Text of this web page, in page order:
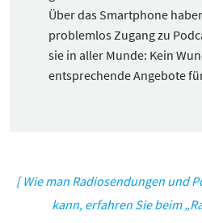
Über das Smartphone
problemlos Zugang zu
sie in aller Munde: Kein
entsprechende Angebote
[ Wie man Radiosendungen und
kann, erfahren Sie beim